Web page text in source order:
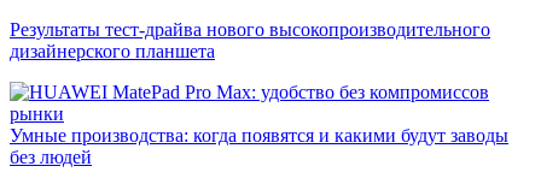
Результаты тест-драйва нового высокопроизводительного
дизайнерского планшета
рынки
Умные производства: когда появятся и какими будут заводы
без людей